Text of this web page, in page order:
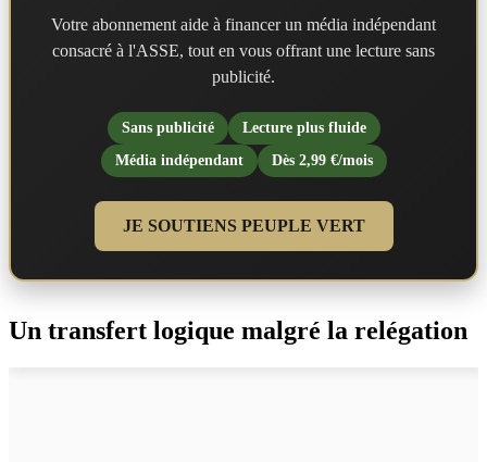
Votre abonnement aide à financer un média indépendant
consacré à l'ASSE, tout en vous offrant une lecture sans
publicité.
Sans publicité
Lecture plus fluide
Média indépendant
Dès 2,99 €/mois
JE SOUTIENS PEUPLE VERT
Un transfert logique malgré la relégation